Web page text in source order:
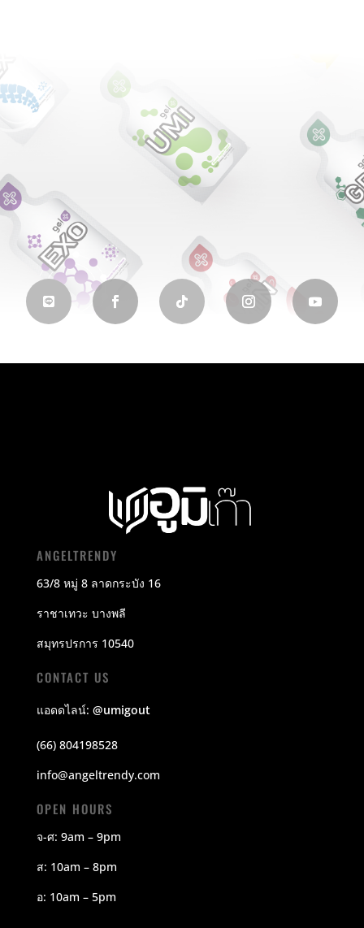
ANGELTRENDY
63/8 หมู่ 8 ลาดกระบัง 16
ราชาเทวะ บางพลี
สมุทรปรการ 10540
CONTACT US
แอดดไลน์: @umigout
(66) 804198528
info@angeltrendy.com
OPEN HOURS
จ-ศ: 9am – 9pm
ส: 10am – 8pm
อ: 10am – 5pm